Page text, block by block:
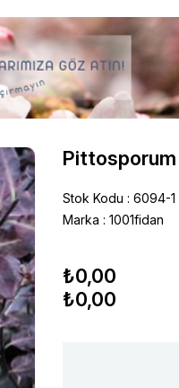
Pittosporum
Stok Kodu
6094-1
Marka : 1001fidan
₺0,00
₺0,00